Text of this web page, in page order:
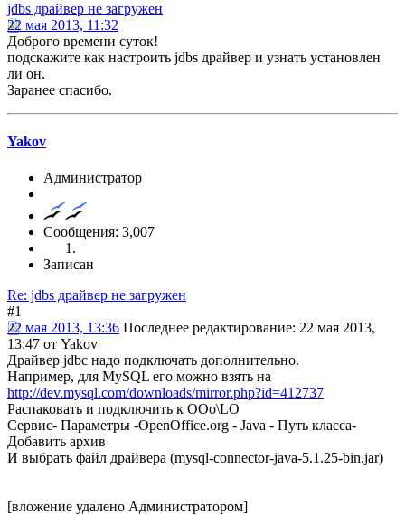
jdbs драйвер не загружен
22 мая 2013, 11:32
Доброго времени суток!
подскажите как настроить jdbs драйвер и узнать установлен
ли он.
Заранее спасибо.
Yakov
Администратор
Сообщения: 3,007
Записан
Re: jdbs драйвер не загружен
#1
22 мая 2013, 13:36 Последнее редактирование: 22 мая 2013,
13:47 от Yakov
Драйвер jdbc надо подключать дополнительно.
Например, для MySQL его можно взять на
http://dev.mysql.com/downloads/mirror.php?id=412737
Распаковать и подключить к OOo\LO
Сервис- Параметры -OpenOffice.org - Java - Путь класса-
Добавить архив
И выбрать файл драйвера (mysql-connector-java-5.1.25-bin.jar)
[вложение удалено Администратором]